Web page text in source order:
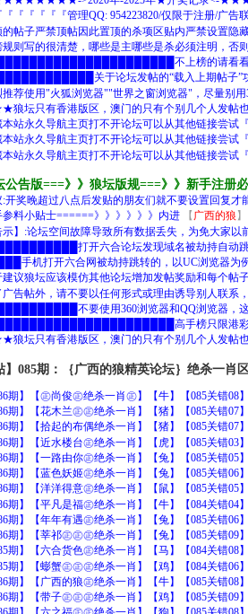
『『『『『『管理QQ: 954223820/仅限于注册/广
的帖子严禁顶帖因此置顶的杀项区贴内严禁设置隐
规则写的很清楚，哪些是主哪些是杀必须注明，否
不上榜的请看
关于论坛发帖的“载入上期帖
推荐使用"火狐浏览器""世界之窗浏览器"，尽量别用
坛只有香港版区，澳门的只有个别几个人发帖
站永久导航主页打不开论坛可以从其他链接尝试
站永久导航主页打不开论坛可以从其他链接尝试
站永久导航主页打不开论坛可以从其他链接尝试
公告版===》》狼坛版规===》》新手注册
:开奖晚超过八点后发贴的朋友们就不要设置回复
参料小贴士======》》》》》》内进
【 广西的狼 】
示】:论坛空间故障导致所有数据丢失，为免大家
打开六合论坛发现域名被劫持自动
手机打开六合网被劫持跳转的，以UC浏览器为
建议狼坛应该模仿其他论坛增加发帖奖励和每个帖
广告帖外，请不要以任何形式或理由诱导别人联系
不要使用360浏览器和QQ浏览器，
高手榜只限港
坛只有香港版区，澳门的只有个别几个人发帖
】085期：｛广西的狼精英论坛｝绝杀一
期】【㊣尚俊㊣绝杀一肖㊣】【牛】【085关错08】
期】【花木兰㊣㊣绝杀一肖】【猪】【085关错07】
期】【拾起的布偶绝杀一肖】【猪】【085关错07】
期】【近水楼台㊣绝杀一肖】【虎】【085关错03】
期】【一路由你㊣绝杀一肖】【兔】【085关错05】
期】【蓝色妖姬㊣绝杀一肖】【兔】【085关错06】
期】【洋洋得意㊣绝杀一肖】【鼠】【085关错05】
期】【平凡是福㊣绝杀一肖】【牛】【084关错04】
期】【年年有遇㊣绝杀一肖】【兔】【085关错06】
期】【莘祁㊣㊣㊣绝杀一肖】【兔】【085关错09】
期】【六合货色㊣绝杀一肖】【马】【084关错08】
期】【蟛蟹㊣㊣㊣绝杀一肖】【鸡】【084关错06】
期】【广西的狼㊣绝杀一肖】【牛】【085关错08】
期】【带子㊣㊣㊣绝杀一肖】【鸡】【085关错09】